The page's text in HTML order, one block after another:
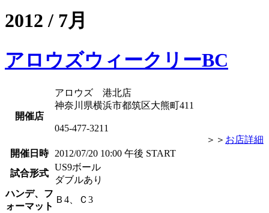
2012 / 7月
アロウズウィークリーBC
開催店
アロウズ 港北店
神奈川県横浜市都筑区大熊町411
045-477-3211
＞＞ お店詳細
開催日時
2012/07/20 10:00 午後 START
試合形式
US9ボール
ダブルあり
ハンデ、フ
ォーマット
Ｂ4、Ｃ3